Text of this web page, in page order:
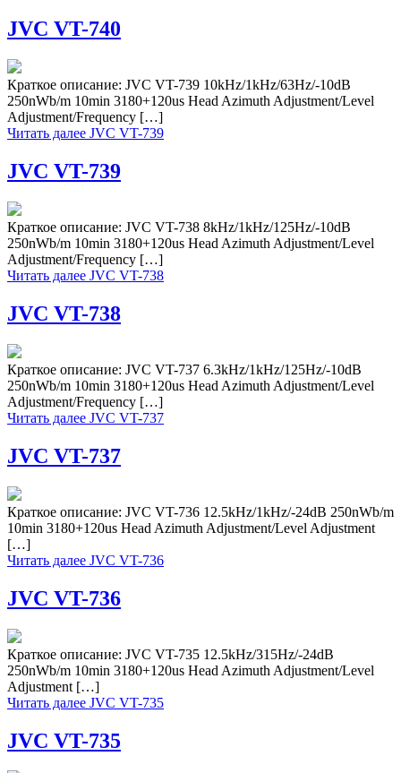
JVC VT-740
Краткое описание: JVC VT-739 10kHz/1kHz/63Hz/-10dB
250nWb/m 10min 3180+120us Head Azimuth Adjustment/Level
Adjustment/Frequency […]
Читать далее JVC VT-739
JVC VT-739
Краткое описание: JVC VT-738 8kHz/1kHz/125Hz/-10dB
250nWb/m 10min 3180+120us Head Azimuth Adjustment/Level
Adjustment/Frequency […]
Читать далее JVC VT-738
JVC VT-738
Краткое описание: JVC VT-737 6.3kHz/1kHz/125Hz/-10dB
250nWb/m 10min 3180+120us Head Azimuth Adjustment/Level
Adjustment/Frequency […]
Читать далее JVC VT-737
JVC VT-737
Краткое описание: JVC VT-736 12.5kHz/1kHz/-24dB 250nWb/m
10min 3180+120us Head Azimuth Adjustment/Level Adjustment
[…]
Читать далее JVC VT-736
JVC VT-736
Краткое описание: JVC VT-735 12.5kHz/315Hz/-24dB
250nWb/m 10min 3180+120us Head Azimuth Adjustment/Level
Adjustment […]
Читать далее JVC VT-735
JVC VT-735